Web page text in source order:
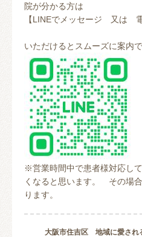
院が分かる方は
【LINEでメッセージ 又は
いただけるとスムーズに案内
※営業時間中で患者様対応し
くなると思います。 その場
ります。
大阪市住吉区 地域に愛され